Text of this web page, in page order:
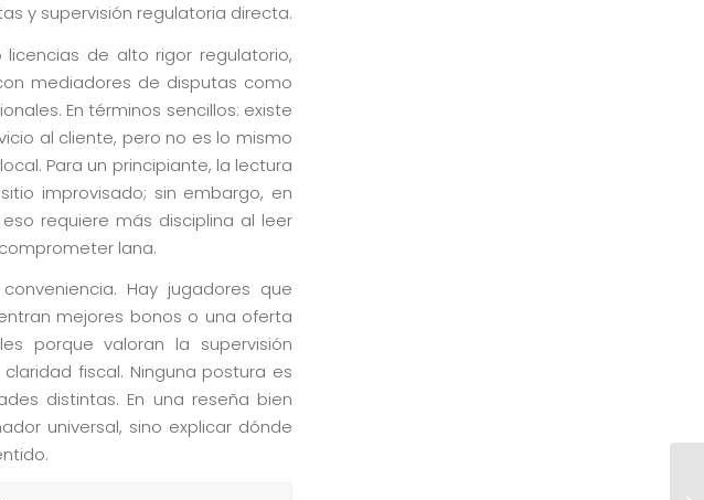
y supervisión regulatoria directa.
de alto rigor regulatorio,
mediadores de disputas como
En términos sencillos: existe
al cliente, pero no es lo mismo
Para un principiante, la lectura
improvisado; sin embargo, en
requiere más disciplina al leer
lana.
Hay jugadores que
mejores bonos o una oferta
porque valoran la supervisión
fiscal. Ninguna postura es
distintas. En una reseña bien
universal, sino explicar dónde